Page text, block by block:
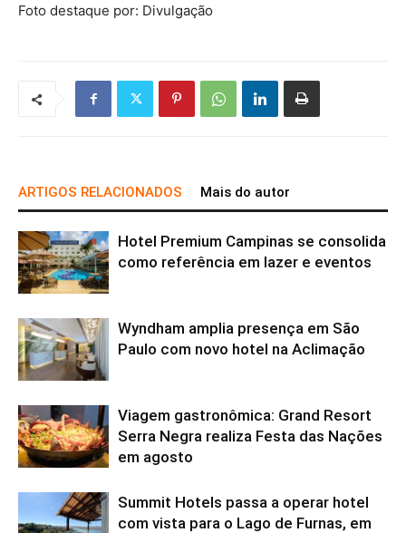
Foto destaque por: Divulgação
ARTIGOS RELACIONADOS Mais do autor
Hotel Premium Campinas se consolida
como referência em lazer e eventos
Wyndham amplia presença em São
Paulo com novo hotel na Aclimação
Viagem gastronômica: Grand Resort
Serra Negra realiza Festa das Nações
em agosto
Summit Hotels passa a operar hotel
com vista para o Lago de Furnas, em